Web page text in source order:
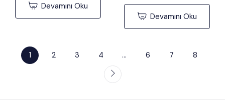
Devamını Oku
Devamını Oku
1 2 3 4 … 6 7 8